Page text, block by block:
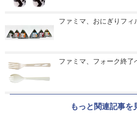
ファミマ、おにぎりフィ
ファミマ、フォーク終了
もっと関連記事を